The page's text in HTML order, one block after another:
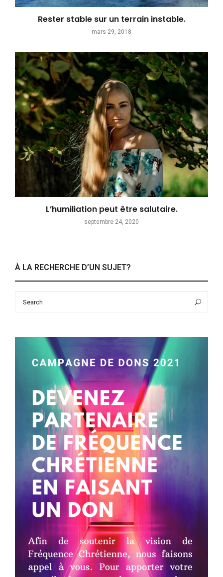
Rester stable sur un terrain instable.
mars 29, 2018
L’humiliation peut être salutaire.
septembre 24, 2020
À LA RECHERCHE D’UN SUJET?